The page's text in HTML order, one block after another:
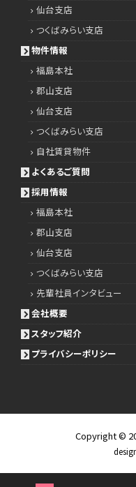
仙台支店
つくばみらい支店
物件情報
福島本社
郡山支店
仙台支店
つくばみらい支店
自社賃貸物件
よくあるご質問
採用情報
福島本社
郡山支店
仙台支店
つくばみらい支店
先輩社員インタビュー
会社概要
スタッフ紹介
プライバシーポリシー
Copyright ©